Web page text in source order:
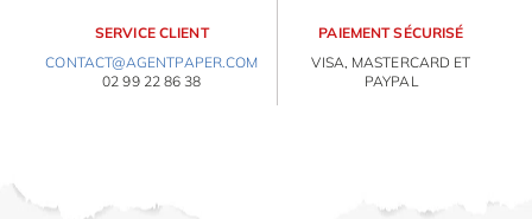
SERVICE CLIENT
CONTACT@AGENTPAPER.COM
02 99 22 86 38
PAIEMENT SÉCURISÉ
VISA, MASTERCARD ET
PAYPAL